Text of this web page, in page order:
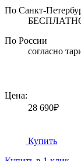
По Санкт-
По России
согласно
Цена:
28 690₽
Купить